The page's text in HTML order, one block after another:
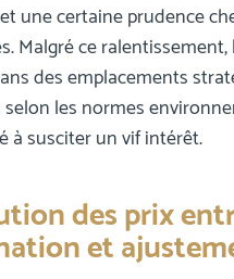
une certaine prudence
Malgré ce ralentissement,
des emplacements
selon les normes
à susciter un vif intérêt.
des prix
et